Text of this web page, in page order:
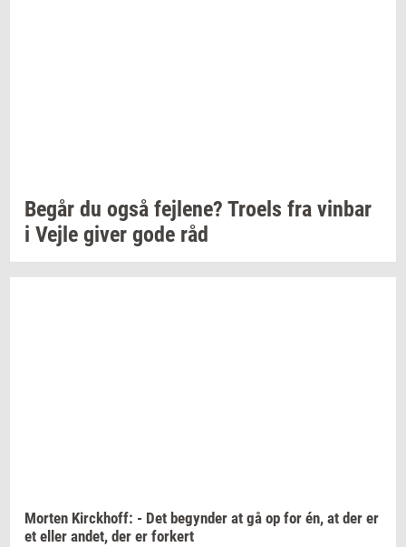
Begår du også fejl­e­ne? Tro­els fra vin­bar
i Vejle giver gode råd
Mor­ten Kirck­hoff: - Det be­gyn­der at gå op for én, at der er
et eller andet, der er for­kert